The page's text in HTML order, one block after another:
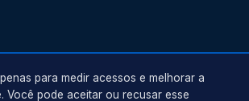
para medir acessos e melhorar a
Você pode aceitar ou recusar esse